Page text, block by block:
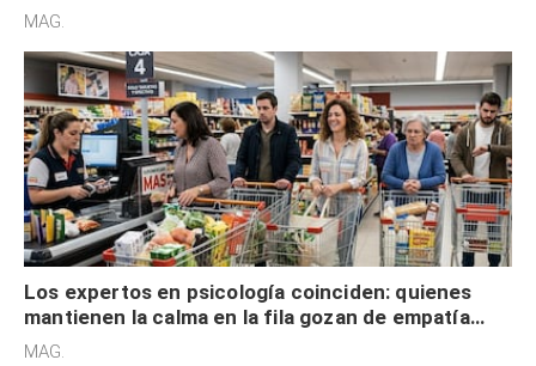
defensiva y tienen apertura social
MAG.
Los expertos en psicología coinciden: quienes
mantienen la calma en la fila gozan de empatía
cognitiva, gratitud y no solo tienen autocontrol
MAG.